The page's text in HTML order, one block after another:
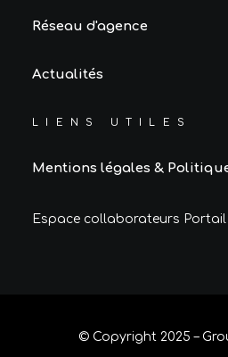
Réseau d'agence
Actualités
LIENS UTILES
Mentions légales &
Espace collaborateurs
© Copyright 2025 –